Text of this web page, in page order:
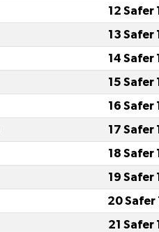
12 Safer
13 Safer
14 Safer
15 Safer
16 Safer
17 Safer
18 Safer
19 Safer
20 Safer
21 Safer